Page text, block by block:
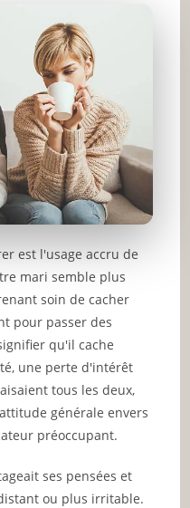
est l'usage accru de
mari semble plus
soin de cacher
pour passer des
qu'il cache
une perte d'intérêt
tous les deux,
générale envers
préoccupant.
ses pensées et
ou plus irritable.